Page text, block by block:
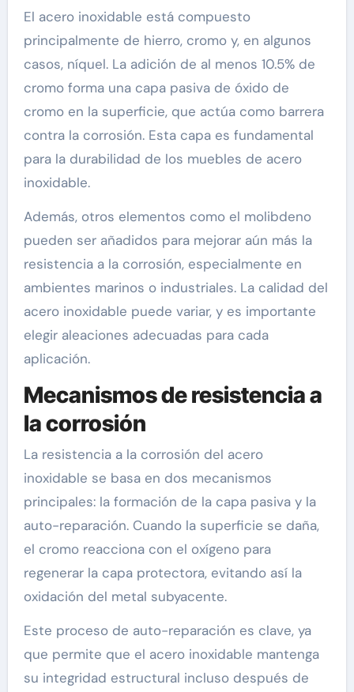
El acero inoxidable está compuesto
principalmente de hierro, cromo y, en algunos
casos, níquel. La adición de al menos 10.5% de
cromo forma una capa pasiva de óxido de
cromo en la superficie, que actúa como barrera
contra la corrosión. Esta capa es fundamental
para la durabilidad de los muebles de acero
inoxidable.
Además, otros elementos como el molibdeno
pueden ser añadidos para mejorar aún más la
resistencia a la corrosión, especialmente en
ambientes marinos o industriales. La calidad del
acero inoxidable puede variar, y es importante
elegir aleaciones adecuadas para cada
aplicación.
Mecanismos de resistencia a
la corrosión
La resistencia a la corrosión del acero
inoxidable se basa en dos mecanismos
principales: la formación de la capa pasiva y la
auto-reparación. Cuando la superficie se daña,
el cromo reacciona con el oxígeno para
regenerar la capa protectora, evitando así la
oxidación del metal subyacente.
Este proceso de auto-reparación es clave, ya
que permite que el acero inoxidable mantenga
su integridad estructural incluso después de